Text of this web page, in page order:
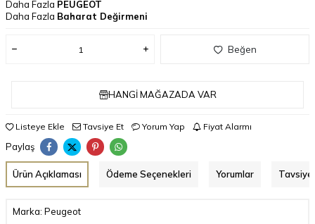
Daha Fazla PEUGEOT
Daha Fazla Baharat Değirmeni
Beğen
HANGI MAĞAZADA VAR
Listeye Ekle Tavsiye Et Yorum Yap Fiyat Alarmı
Paylaş
Ürün Açıklaması Ödeme Seçenekleri Yorumlar Tavsiye
Marka: Peugeot